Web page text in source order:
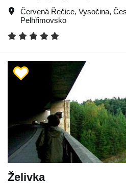
Červená Řečice, Vysočina,
Pelhřimovsko
Želivka